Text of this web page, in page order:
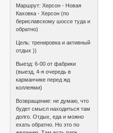
Маршрут: Херсон - Новая
Каховка - Херсон (по
бериславскому шоссе туда и
обратно)
Цель: тренировка и активный
отдых ))
Выезд: 6-00 от фабрики
(выезд, 4-я очередь в
карманчике перед жд
коллеями)
Возвращение: не думаю, что
будет смысл находиться там
долго. Отдых, еда и можно
ехать обратно. Но это по